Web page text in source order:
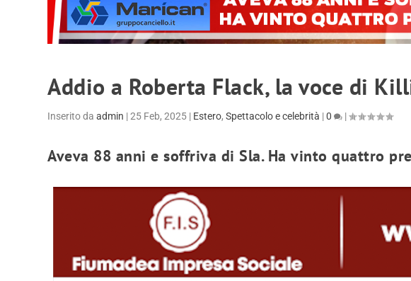
Addio a Roberta Flack, la voce di
Inserito daadmin |25 Feb, 2025 | Estero,Spettacolo e celebrità |0 |
Aveva 88 anni e soffriva di Sla. Ha vinto quattro